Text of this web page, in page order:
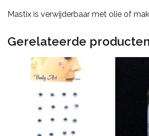
Mastix is verwijderbaar met olie of
Gerelateerde producten